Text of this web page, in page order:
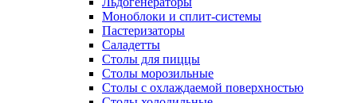
Моноблоки и сплит-системы
Пастеризаторы
Саладетты
Столы для пиццы
Столы морозильные
Столы с охлаждаемой поверхностью